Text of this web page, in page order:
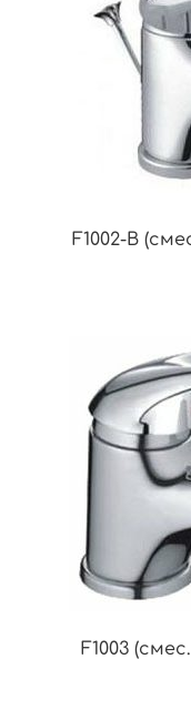
F1002-B
F1003